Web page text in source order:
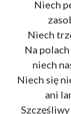
Niech
Niech
Na
niech
Niech się
ani